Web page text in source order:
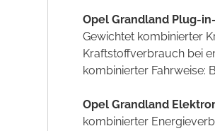
Opel Grandland Plug-
Gewichtet kombinierter
Kraftstoffverbrauch bei
kombinierter Fahrweise:
Opel Grandland
kombinierter